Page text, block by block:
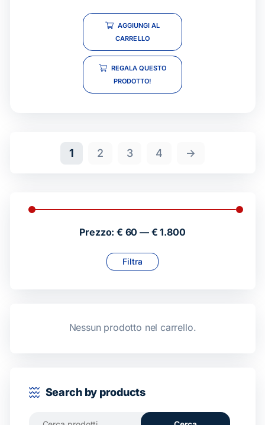
AGGIUNGI AL
CARRELLO
REGALA QUESTO
PRODOTTO!
1 2 3 4 →
Filtra
Prezzo:€ 60 — € 1.800
Nessun prodotto nel carrello.
Search by products